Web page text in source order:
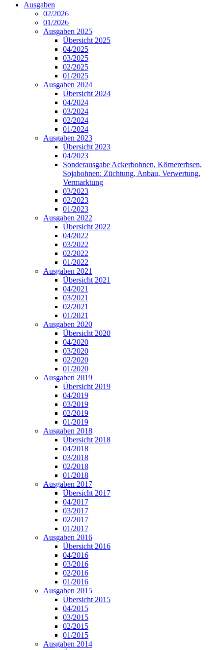
Ausgaben
02/2026
01/2026
Ausgaben 2025
Übersicht 2025
04/2025
03/2025
02/2025
01/2025
Ausgaben 2024
Übersicht 2024
04/2024
03/2024
02/2024
01/2024
Ausgaben 2023
Übersicht 2023
04/2023
Sonderausgabe Ackerbohnen, Körnererbsen,
Sojabohnen: Züchtung, Anbau, Verwertung,
Vermarktung
03/2023
02/2023
01/2023
Ausgaben 2022
Übersicht 2022
04/2022
03/2022
02/2022
01/2022
Ausgaben 2021
Übersicht 2021
04/2021
03/2021
02/2021
01/2021
Ausgaben 2020
Übersicht 2020
04/2020
03/2020
02/2020
01/2020
Ausgaben 2019
Übersicht 2019
04/2019
03/2019
02/2019
01/2019
Ausgaben 2018
Übersicht 2018
04/2018
03/2018
02/2018
01/2018
Ausgaben 2017
Übersicht 2017
04/2017
03/2017
02/2017
01/2017
Ausgaben 2016
Übersicht 2016
04/2016
03/2016
02/2016
01/2016
Ausgaben 2015
Übersicht 2015
04/2015
03/2015
02/2015
01/2015
Ausgaben 2014